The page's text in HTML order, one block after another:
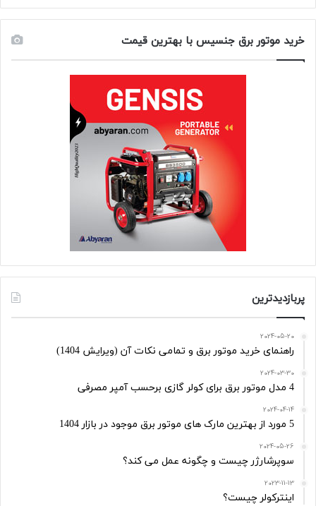
خرید موتور برق جنسیس با بهترین قیمت
پربازدیدترین
2024-05-20
راهنمای خرید موتور برق و تمامی نکات آن (ویرایش 1404)
2024-03-30
4 مدل موتور برق برای کولر گازی برحسب آمپر مصرفی
2024-04-14
5 مورد از بهترین مارک های موتور برق موجود در بازار 1404
2024-05-26
سوپرشارژر چیست و چگونه عمل می کند؟
2023-11-13
اینترکولر چیست؟